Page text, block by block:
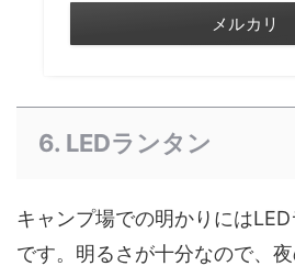
メルカリ
6. LEDランタン
キャンプ場での明かりには
です。明るさが十分なので、